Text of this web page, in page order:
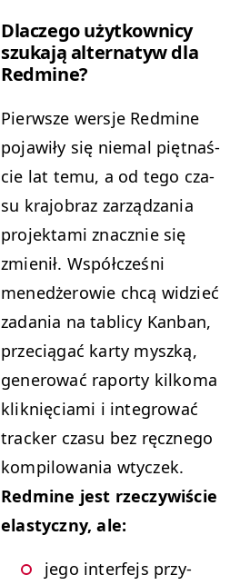
Dlaczego użytkown­i­cy
szuka­ją alter­natyw dla
Redmine?
Pier­wsze wer­sje Red­mine
pojaw­iły się niemal pięt­naś­
cie lat temu, a od tego cza­
su kra­jo­braz zarządza­nia
pro­jek­ta­mi znacznie się
zmienił. Współcześni
menedżerowie chcą widzieć
zada­nia na tabl­i­cy Kan­ban,
prze­cią­gać kar­ty myszką,
gen­erować raporty kilko­ma
kliknię­ci­a­mi i inte­grować
track­er cza­su bez ręcznego
kom­pi­lowa­nia wtyczek.
Red­mine jest rzeczy­wiś­cie
elasty­czny, ale:
jego inter­fe­js przy­